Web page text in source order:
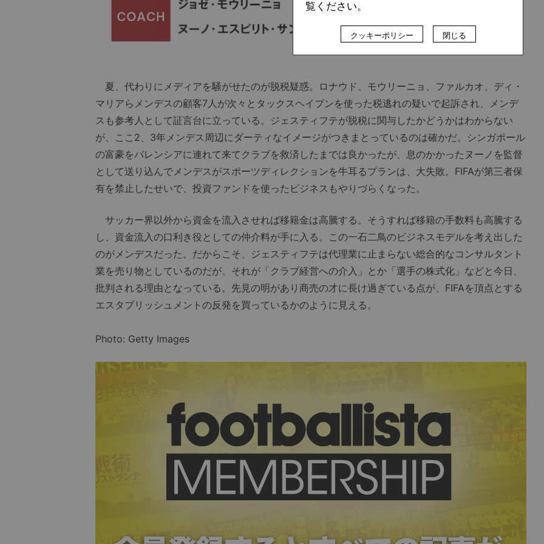
夏、代わりにメディアを騒がせたのが脱税疑惑。ロナウド、モウリーニョ、ファルカオ、ディ・
マリアらメンデスの顧客7人が次々とタックスヘイブンを使った税逃れの疑いで起訴され、メンデ
スも参考人として証言台に立っている。ジェスティフテが脱税に関与したかどうかはわからない
が、ここ2、3年メンデス周辺にダーティなイメージがつきまとっているのは確かだ。シンガポール
の富豪をバレンシアに連れて来てクラブを救済したまでは良かったが、息のかかったヌーノを監督
として送り込んでメンデスがスポーツディレクションを牛耳るプランは、大失敗。FIFAが第三者保
有を禁止したせいで、投資ファンドを使ったビジネスもやりづらくなった。
サッカー界以外から資金を流入させれば移籍金は高騰する。そうすれば移籍の手数料も高騰する
し、資金流入の口利き役としての仲介料が手に入る。この一石二鳥のビジネスモデルを考え出した
のがメンデスだった。だからこそ、ジェスティフテは代理業に止まらない総合的なコンサルタント
業を売り物としているのだが、それが「クラブ経営への介入」とか「選手の株式化」などと今日、
批判される理由となっている。先見の明があり商売の才に長け過ぎている点が、FIFAを頂点とする
エスタブリッシュメントの反発を買っているかのように見える。
Photo: Getty Images
覧ください。
クッキーポリシー 閉じる